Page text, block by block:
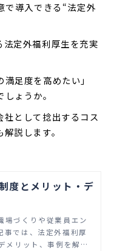
で導入できる“法定外
定外福利厚生を充実
足度を高めたい」
ょうか。
として捻出するコス
説します。
度とメリット・デ
場づくりや従業員エン
事では、法定外福利厚
メリット、事例を解説